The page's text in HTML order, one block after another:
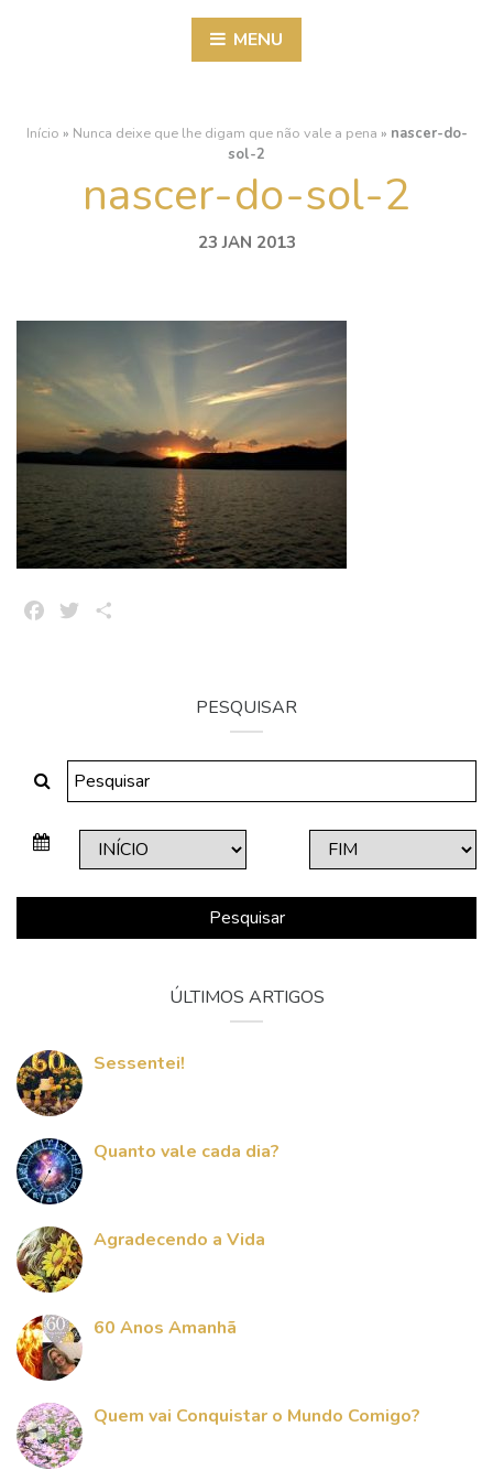
MENU
Início » Nunca deixe que lhe digam que não vale a pena » nascer-do-
sol-2
nascer-do-sol-2
23 JAN 2013
FacebookTwitter
PESQUISAR
Pesquisar
ÚLTIMOS ARTIGOS
Sessentei!
Quanto vale cada dia?
Agradecendo a Vida
60 Anos Amanhã
Quem vai Conquistar o Mundo Comigo?